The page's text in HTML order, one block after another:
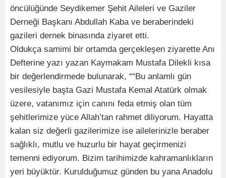
öncülüğünde Seydikemer Şehit Aileleri ve Gaziler
Derneği Başkanı Abdullah Kaba ve beraberindeki
gazileri dernek binasında ziyaret etti.
Oldukça samimi bir ortamda gerçekleşen ziyarette Anı
Defterine yazı yazan Kaymakam Mustafa Dilekli kısa
bir değerlendirmede bulunarak, ““Bu anlamlı gün
vesilesiyle başta Gazi Mustafa Kemal Atatürk olmak
üzere, vatanımız için canını feda etmiş olan tüm
şehitlerimize yüce Allah’tan rahmet diliyorum. Hayatta
kalan siz değerli gazilerimize ise ailelerinizle beraber
sağlıklı, mutlu ve huzurlu bir hayat geçirmenizi
temenni ediyorum. Bizim tarihimizde kahramanlıkların
yeri büyüktür. Kurulduğumuz günden bu yana Anadolu